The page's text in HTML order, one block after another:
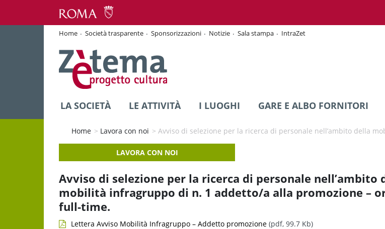
Home Società trasparente Sponsorizzazioni Notizie Sala stampa IntraZet
LA SOCIETÀ LE ATTIVITÀ I LUOGHI GARE E ALBO FORNITORI
Home > Lavora con noi > Avviso di selezione per la ricerca di personale nell’ambito della
LAVORA CON NOI
Avviso di selezione per la ricerca di personale nell’ambito
mobilità infragruppo di n. 1 addetto/a alla promozione –
full-time.
Lettera Avviso Mobilità Infragruppo – Addetto promozione (pdf, 99.7 Kb)